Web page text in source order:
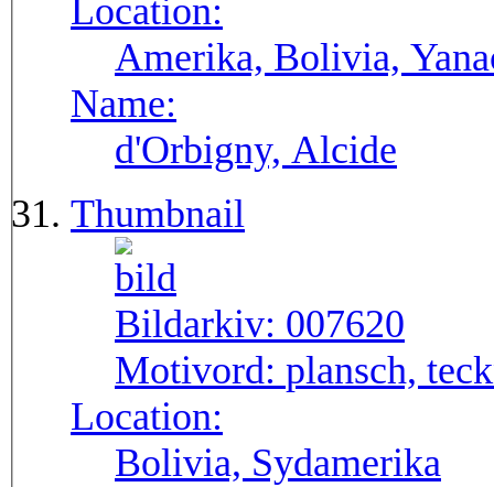
Location:
Amerika, Bolivia,
Name:
d'Orbigny, Alcide
Thumbnail
Bildarkiv: 007620
Motivord: plansch,
Location:
Bolivia, Sydamerika